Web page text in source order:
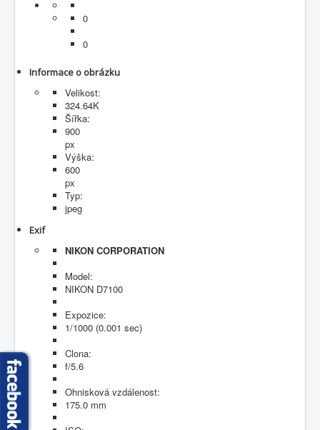
Videogalerie
Fotogalerie
0
0
Informace o obrázku
Velikost:
324.64K
Šířka:
900
px
Výška:
600
px
Typ:
jpeg
Exif
NIKON CORPORATION
Model:
NIKON D7100
Expozice:
1/1000 (0.001 sec)
Clona:
f/5.6
Ohnisková vzdálenost:
175.0 mm